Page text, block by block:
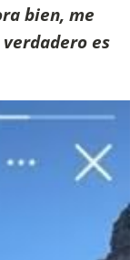
bien, me
es